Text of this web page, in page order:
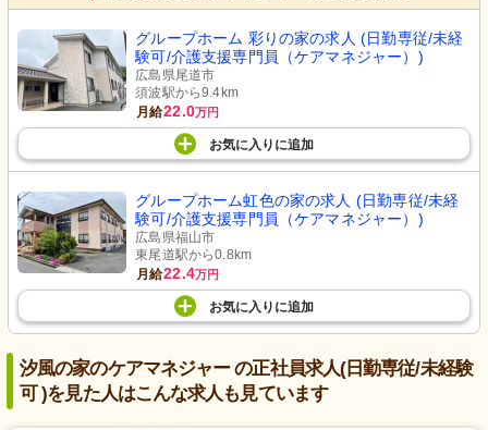
グループホーム 彩りの家の求人 (日勤専従/未経
験可/介護支援専門員（ケアマネジャー）)
広島県尾道市
須波駅から9.4km
月給22.0万円
お気に入り に追加
グループホーム虹色の家の求人 (日勤専従/未経
験可/介護支援専門員（ケアマネジャー）)
広島県福山市
東尾道駅から0.8km
月給22.4万円
お気に入り に追加
汐風の家のケアマネジャー の正社員求人(日勤専従/未経験
可 )を見た人はこんな求人も見ています